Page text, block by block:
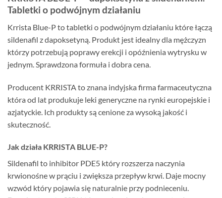
Tabletki o podwójnym działaniu
Krrista Blue-P to tabletki o podwójnym działaniu które łączą
sildenafil z dapoksetyną. Produkt jest idealny dla mężczyzn
którzy potrzebują poprawy erekcji i opóźnienia wytrysku w
jednym. Sprawdzona formuła i dobra cena.
Producent KRRISTA to znana indyjska firma farmaceutyczna
która od lat produkuje leki generyczne na rynki europejskie i
azjatyckie. Ich produkty są cenione za wysoką jakość i
skuteczność.
Jak działa KRRISTA BLUE-P?
Sildenafil to inhibitor PDE5 który rozszerza naczynia
krwionośne w prąciu i zwiększa przepływ krwi. Daje mocny
wzwód który pojawia się naturalnie przy podnieceniu.